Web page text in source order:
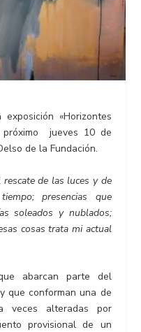
«Horizontes
próximo jueves 10 de
de la Fundación.
rescate de las luces y de
presencias que
soleados y nublados;
cosas trata mi actual
abarcan parte del
que conforman una de
veces alteradas por
provisional de un